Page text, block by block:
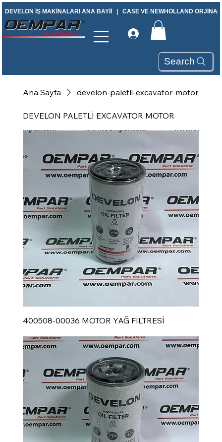
DEVELON İŞ MAKİNALARI ANA BAYİİ   |   CASE VE NEWHOLLAND
Search
Ana Sayfa develon-paletli-excavator-motor
DEVELON PALETLİ EXCAVATOR MOTOR
400508-00036 MOTOR YAĞ FİLTRESİ